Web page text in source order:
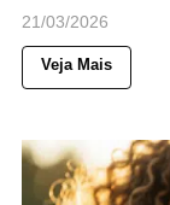
21/03/2026
Veja Mais